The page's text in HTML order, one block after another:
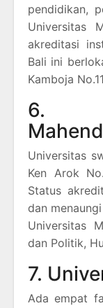
pendidikan,
Universitas
akreditasi
Bali ini
Kamboja
6.
Universitas
Ken Arok
Status
dan
Universitas
dan Politik,
7.
Ada empat